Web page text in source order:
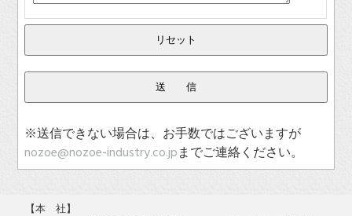
※送信できない場合は、お手数ではございますが
nozoe@nozoe-industry.co.jpまでご連絡ください。
【本 社】